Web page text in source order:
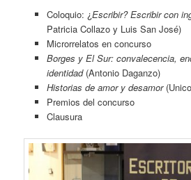
Coloquio: ¿Escribir? Escribir con
Patricia Collazo y Luis San José)
Microrrelatos en concurso
Borges y El Sur: convalecencia,
identidad(Antonio Daganzo)
Historias de amor y desamor
Premios del concurso
Clausura